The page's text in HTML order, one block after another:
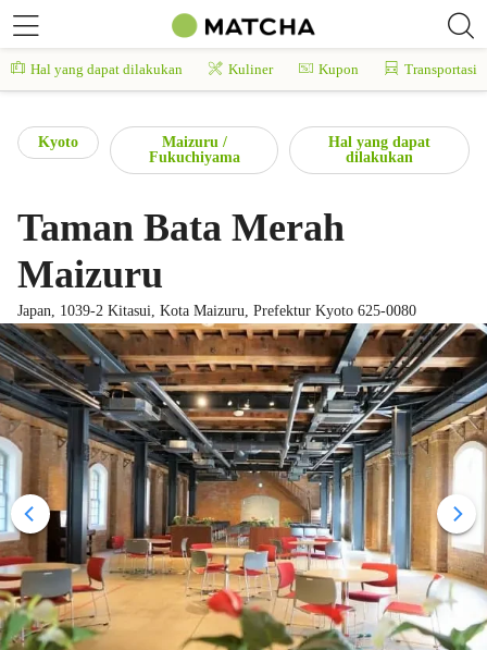
Hal yang dapat dilakukan Kuliner Kupon Transportasi
Kyoto
Maizuru /
Fukuchiyama
Hal yang dapat
dilakukan
Taman Bata Merah
Maizuru
Japan, 1039-2 Kitasui, Kota Maizuru, Prefektur Kyoto 625-0080